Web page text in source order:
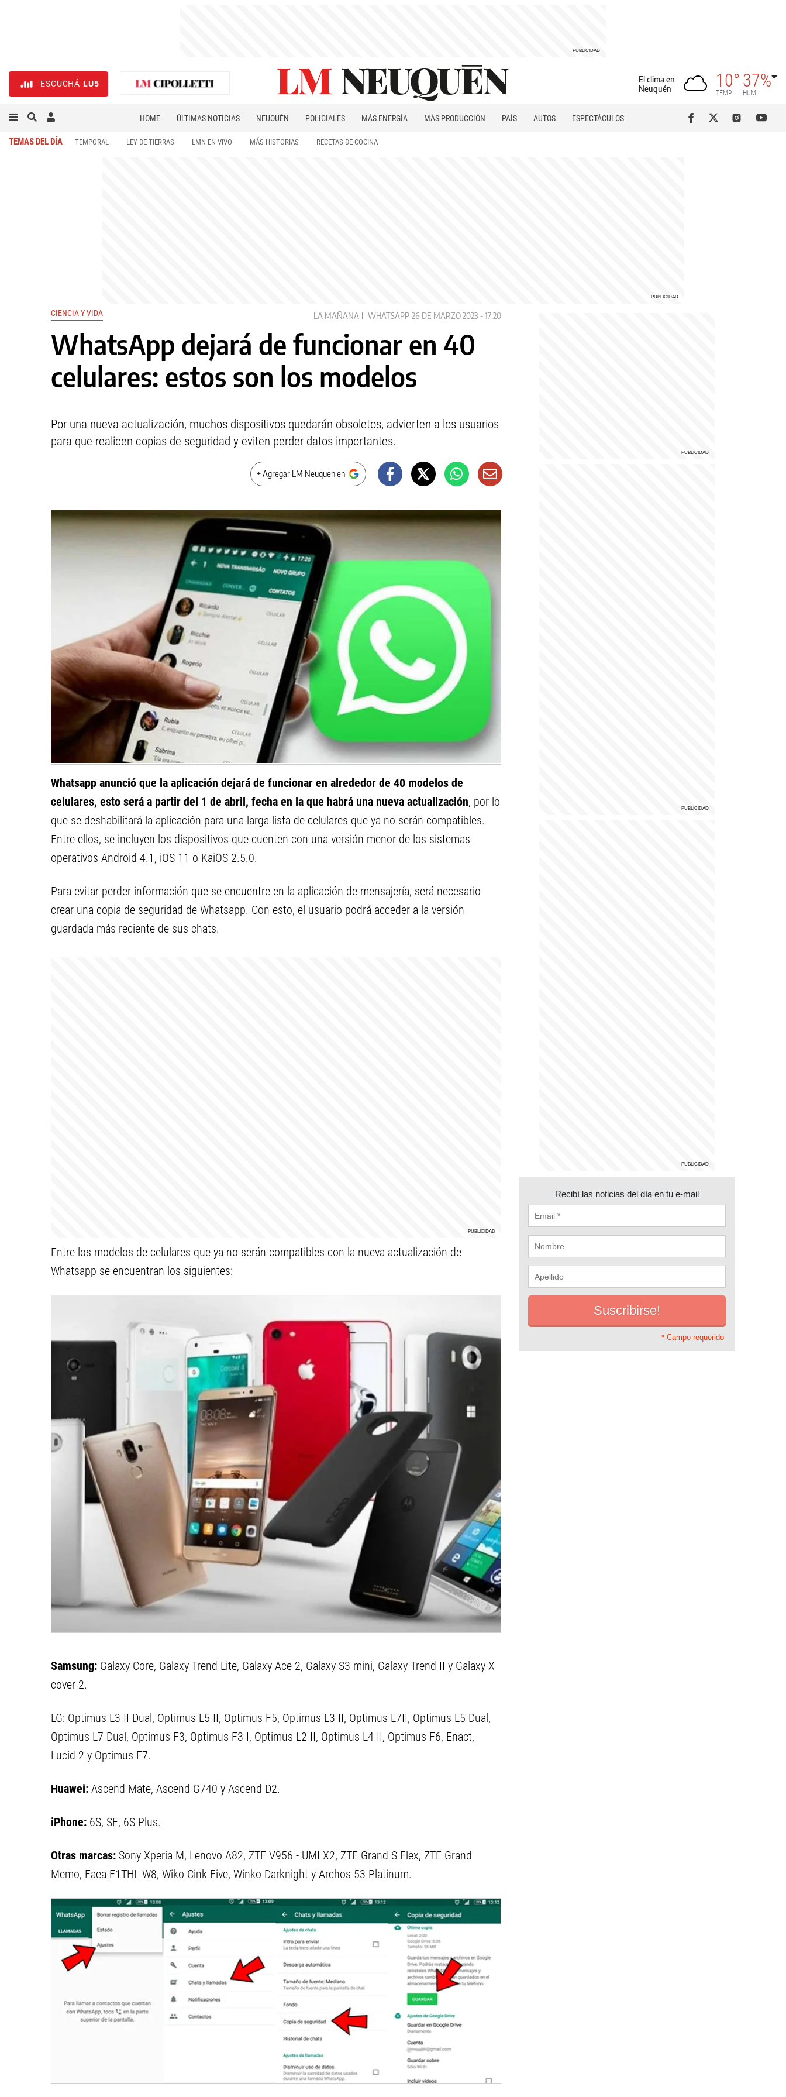
ESCUCHÁ LU5
El clima en
Neuquén
10°
TEMP
37%
HUM
HOME ÚLTIMAS NOTICIAS NEUQUÉN POLICIALES MÁS ENERGÍA MÁS PRODUCCIÓN PAÍS AUTOS
ESPECTÁCULOS
TEMAS DEL DÍA TEMPORAL LEY DE TIERRAS LMN EN VIVO MÁS HISTORIAS RECETAS DE COCINA
CIENCIA Y VIDA LA MAÑANA WHATSAPP 26 DE MARZO 2023 - 17:20
WhatsApp dejará de funcionar en 40
celulares: estos son los modelos
Por una nueva actualización, muchos dispositivos quedarán obsoletos, advierten a los usuarios
para que realicen copias de seguridad y eviten perder datos importantes.
+ Agregar LM Neuquen en
Whatsapp anunció que la aplicación dejará de funcionar en alrededor de 40 modelos de
celulares, esto será a partir del 1 de abril, fecha en la que habrá una nueva actualización, por lo
que se deshabilitará la aplicación para una larga lista de celulares que ya no serán compatibles.
Entre ellos, se incluyen los dispositivos que cuenten con una versión menor de los sistemas
operativos Android 4.1, iOS 11 o KaiOS 2.5.0.
Para evitar perder información que se encuentre en la aplicación de mensajería, será necesario
crear una copia de seguridad de Whatsapp. Con esto, el usuario podrá acceder a la versión
guardada más reciente de sus chats.
Entre los modelos de celulares que ya no serán compatibles con la nueva actualización de
Whatsapp se encuentran los siguientes:
Samsung: Galaxy Core, Galaxy Trend Lite, Galaxy Ace 2, Galaxy S3 mini, Galaxy Trend II y Galaxy X
cover 2.
LG: Optimus L3 II Dual, Optimus L5 II, Optimus F5, Optimus L3 II, Optimus L7II, Optimus L5 Dual,
Optimus L7 Dual, Optimus F3, Optimus F3 I, Optimus L2 II, Optimus L4 II, Optimus F6, Enact,
Lucid 2 y Optimus F7.
Huawei: Ascend Mate, Ascend G740 y Ascend D2.
iPhone: 6S, SE, 6S Plus.
Otras marcas: Sony Xperia M, Lenovo A82, ZTE V956 - UMI X2, ZTE Grand S Flex, ZTE Grand
Memo, Faea F1THL W8, Wiko Cink Five, Winko Darknight y Archos 53 Platinum.
Recibí las noticias del día en tu e-mail
* Campo requerido